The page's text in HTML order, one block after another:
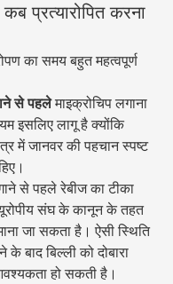
प्रत्यारोपित करना
का समय बहुत महत्वपूर्ण
से पहले माइक्रोचिप लगाना
इसलिए लागू है क्योंकि
में जानवर की पहचान स्पष्ट
से पहले रेबीज का टीका
यूरोपीय संघ के कानून के तहत
जा सकता है। ऐसी स्थिति
के बाद बिल्ली को दोबारा
हो सकती है।